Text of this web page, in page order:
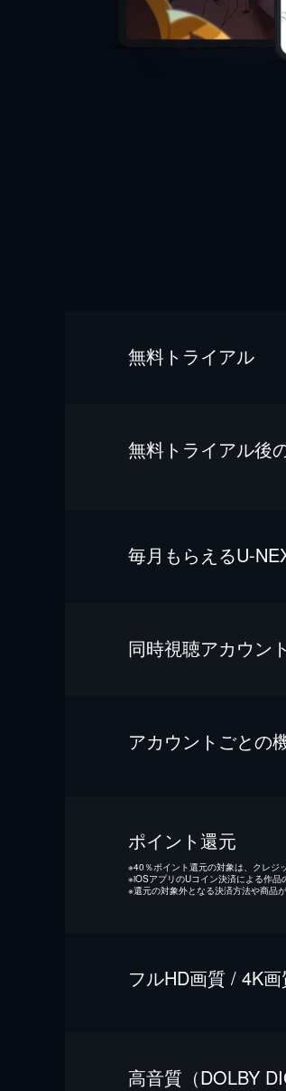
無料トライアル
無料トライアル後
毎⽉もらえるU-
同時視聴アカウン
アカウントごとの
ポイント還元
※40％ポイント還元の対象は、クレジ
※iOSアプリのUコイン決済による作品
※還元の対象外となる決済方法や商品
フルHD画質 / 4K画
⾼⾳質（DOLBY